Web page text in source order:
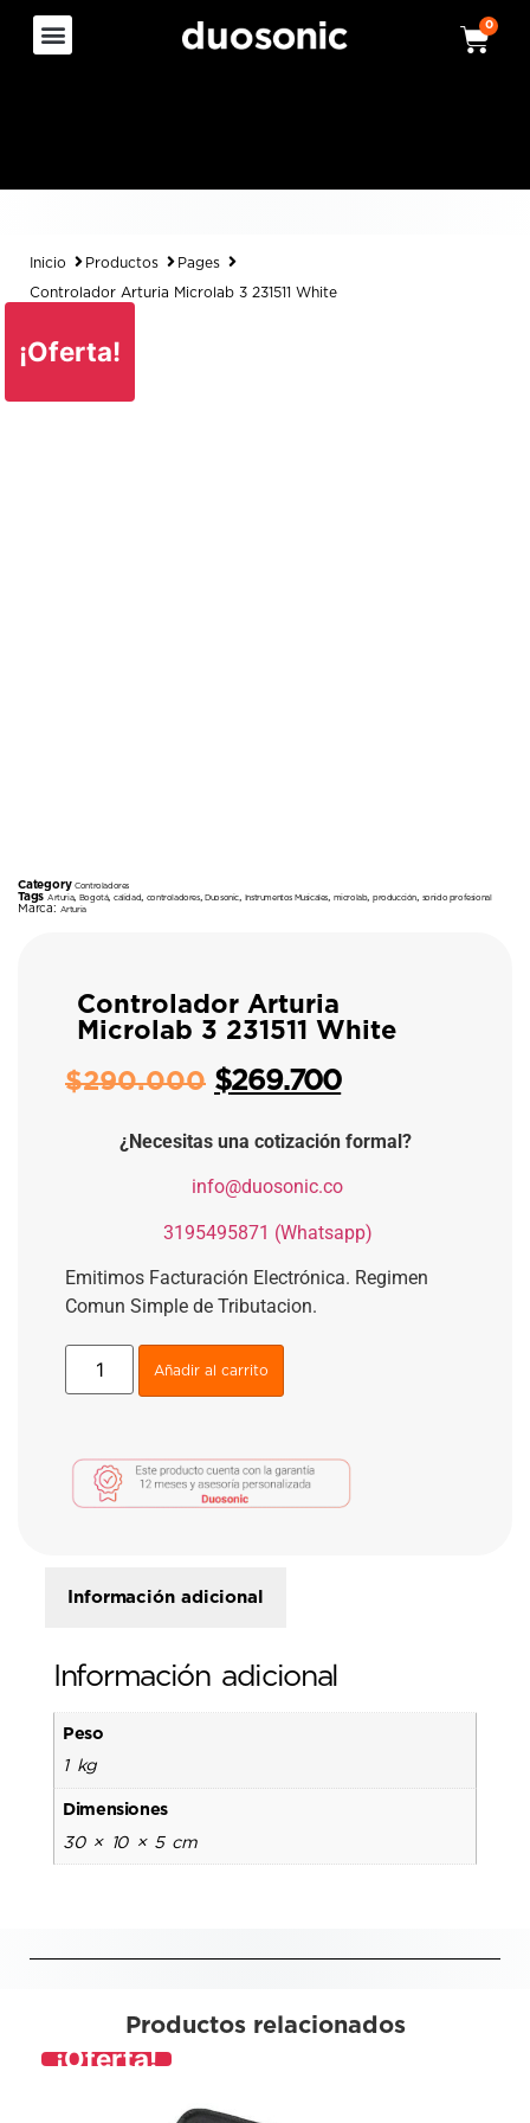
0
Inicio Productos Pages
Controlador Arturia Microlab 3 231511 White
¡Oferta!
Category Controladores
Tags Arturia, Bogotá,calidad controladores,Duosonic Instrumentos Musicales, microlab, producción, sonido profesional
Marca: Arturia
Controlador Arturia
Microlab 3 231511 White
$290.000 $269.700
¿Necesitas una cotización formal?
info@duosonic.co
3195495871 (Whatsapp)
Emitimos Facturación Electrónica. Regimen
Comun Simple de Tributacion.
Añadir al carrito
Información adicional
Información adicional
Peso
1 kg
Dimensiones
30 × 10 × 5 cm
Productos relacionados
¡Oferta!